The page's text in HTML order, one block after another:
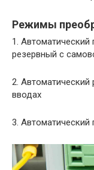
Режимы
1.
резервный с
2.
вводах
3. Автоматический